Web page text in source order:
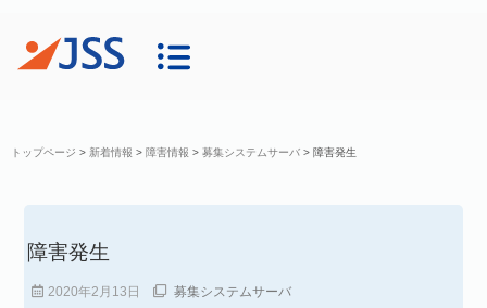
トップページ > 新着情報 > 障害情報 > 募集システムサーバ > 障害発生
障害発生
2020年2月13日 募集システムサーバ